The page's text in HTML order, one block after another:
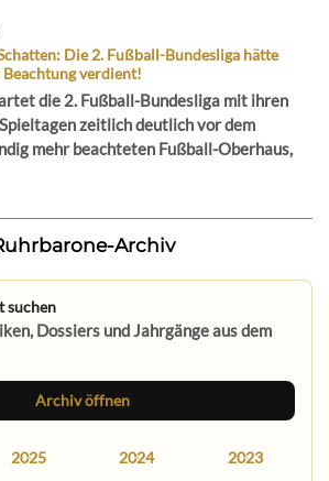
Die 2. Fußball-Bundesliga hätte
verdient!
die 2. Fußball-Bundesliga mit ihren
zeitlich deutlich vor dem
mehr beachteten Fußball-Oberhaus,
Archiv
suchen
Dossiers und Jahrgänge aus dem
Archiv öffnen
2025 2024 2023